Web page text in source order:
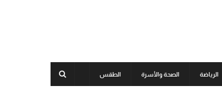
الرياضة الصحة والأسرة الطقس